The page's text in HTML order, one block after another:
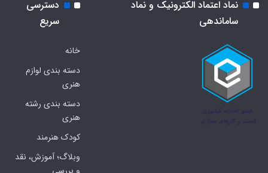
نماد اعتماد الکترونیک و نماد
ساماندهی
دسترسی
سریع
خانه
دسته بندی لوازم
هنری
دسته بندی رشته
هنری
کودک هنرمند
وبلاگ؛ آموزش، نقد